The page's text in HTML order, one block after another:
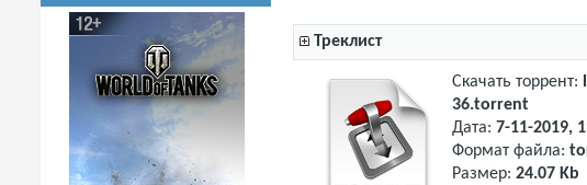
Треклист
Скачать торрент:
36.torrent
Дата: 7-11-2019,
Формат файла:
Размер: 24.07 Kb